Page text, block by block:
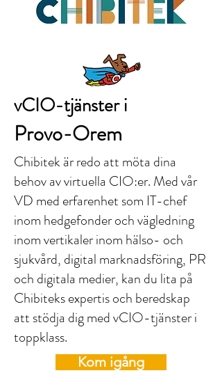
vCIO-tjänster i
Provo-Orem
Chibitek är redo att möta dina
behov av virtuella CIO:er. Med vår
VD med erfarenhet som IT-chef
inom hedgefonder och vägledning
inom vertikaler inom hälso- och
sjukvård, digital marknadsföring, PR
och digitala medier, kan du lita på
Chibiteks expertis och beredskap
att stödja dig med vCIO-tjänster i
toppklass.
Kom igång